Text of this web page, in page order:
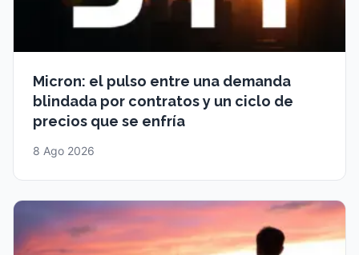
Micron: el pulso entre una demanda
blindada por contratos y un ciclo de
precios que se enfría
8 Ago 2026